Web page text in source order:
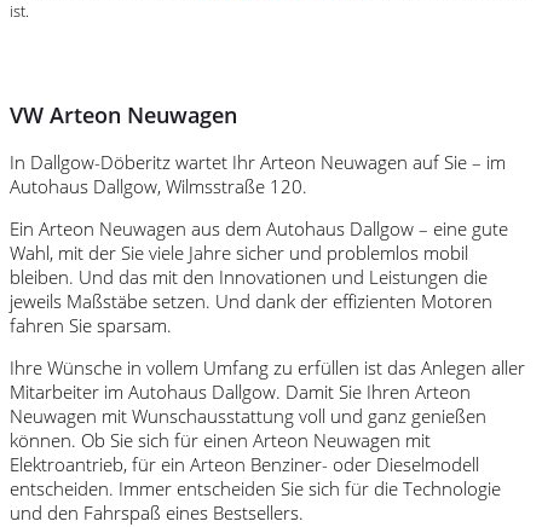
ist.
VW Arteon Neuwagen
In Dallgow-Döberitz wartet Ihr Arteon Neuwagen auf Sie – im
Autohaus Dallgow, Wilmsstraße 120.
Ein Arteon Neuwagen aus dem Autohaus Dallgow – eine gute
Wahl, mit der Sie viele Jahre sicher und problemlos mobil
bleiben. Und das mit den Innovationen und Leistungen die
jeweils Maßstäbe setzen. Und dank der effizienten Motoren
fahren Sie sparsam.
Ihre Wünsche in vollem Umfang zu erfüllen ist das Anlegen aller
Mitarbeiter im Autohaus Dallgow. Damit Sie Ihren Arteon
Neuwagen mit Wunschausstattung voll und ganz genießen
können. Ob Sie sich für einen Arteon Neuwagen mit
Elektroantrieb, für ein Arteon Benziner- oder Dieselmodell
entscheiden. Immer entscheiden Sie sich für die Technologie
und den Fahrspaß eines Bestsellers.